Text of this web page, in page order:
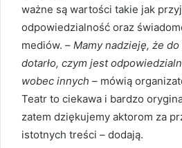
ważne są wartości takie jak
odpowiedzialność oraz
mediów. – Mamy nadzieję, że
dotarło, czym jest
wobec innych – mówią
Teatr to ciekawa i bardzo
zatem dziękujemy aktorom za
istotnych treści – dodają.